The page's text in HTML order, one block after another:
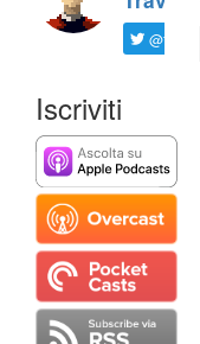
@ftrava
Iscriviti